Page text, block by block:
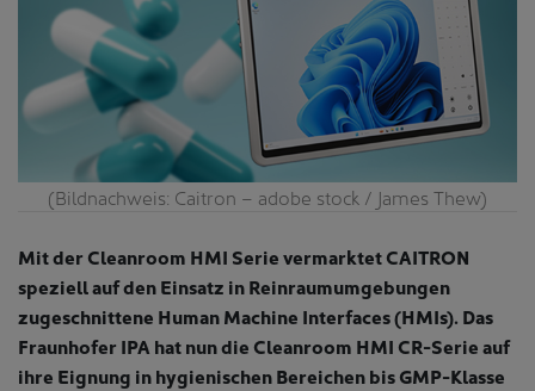
(Bildnachweis: Caitron – adobe stock / James Thew)
Mit der Cleanroom HMI Serie vermarktet CAITRON
speziell auf den Einsatz in Reinraumumgebungen
zugeschnittene Human Machine Interfaces (HMIs). Das
Fraunhofer IPA hat nun die Cleanroom HMI CR-Serie auf
ihre Eignung in hygienischen Bereichen bis GMP-Klasse